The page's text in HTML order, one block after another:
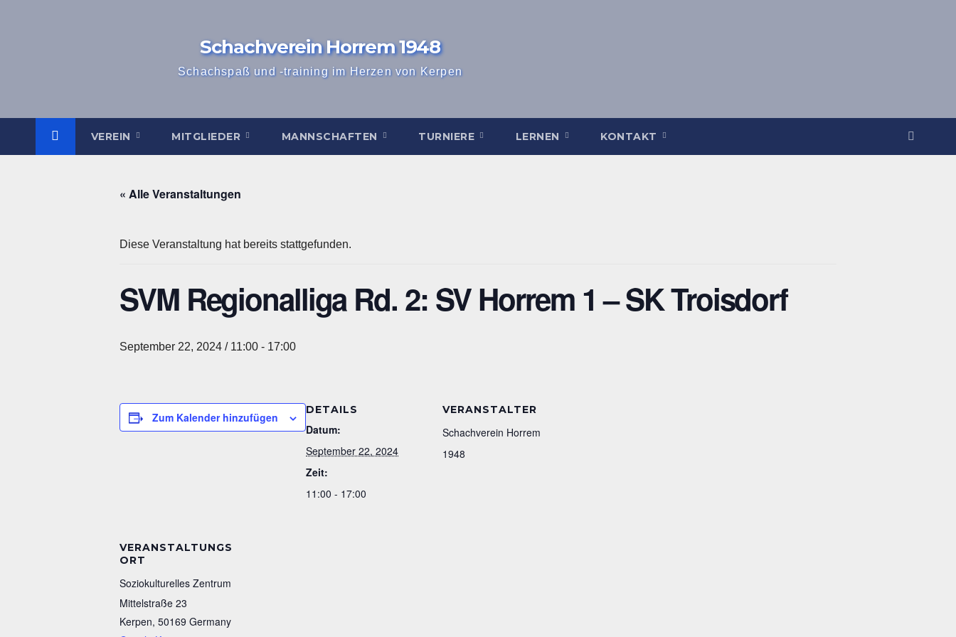
Schachverein Horrem 1948
Schachspaß und -training im Herzen von Kerpen
VEREIN MITGLIEDER MANNSCHAFTEN TURNIERE LERNEN KONTAKT
« Alle Veranstaltungen
Diese Veranstaltung hat bereits stattgefunden.
SVM Regionalliga Rd. 2: SV Horrem 1 – SK Troisdorf
September 22, 2024 / 11:00 - 17:00
Zum Kalender hinzufügen
DETAILS
Datum:
September 22, 2024
Zeit:
11:00 - 17:00
VERANSTALTER
Schachverein Horrem
1948
VERANSTALTUNGS
ORT
Soziokulturelles Zentrum
Mittelstraße 23
Kerpen, 50169 Germany